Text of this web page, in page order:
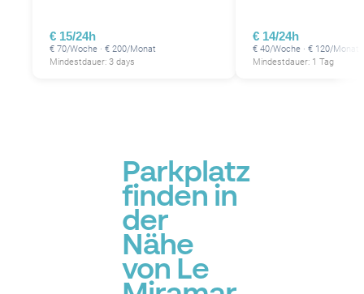
€ 15/24h
€ 70/Woche · € 200/Monat
Mindestdauer: 3 days
€ 14/24h
€ 40/Woche · € 120/Monat
Mindestdauer: 1 Tag
Parkplatz
finden in
der
Nähe
von Le